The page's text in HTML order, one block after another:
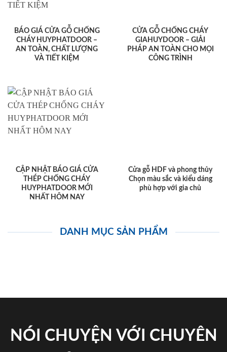
BÁO GIÁ CỬA GỖ CHỐNG
CHÁY HUYPHATDOOR –
AN TOÀN, CHẤT LƯỢNG
VÀ TIẾT KIỆM
CỬA GỖ CHỐNG CHÁY
GIAHUYDOOR – GIẢI
PHÁP AN TOÀN CHO MỌI
CÔNG TRÌNH
CẬP NHẬT BÁO GIÁ CỬA
THÉP CHỐNG CHÁY
HUYPHATDOOR MỚI
NHẤT HÔM NAY
Cửa gỗ HDF và phong thủy
Chọn màu sắc và kiểu dáng
phù hợp với gia chủ
DANH MỤC SẢN PHẨM
NÓI CHUYỆN VỚI CHUYÊN